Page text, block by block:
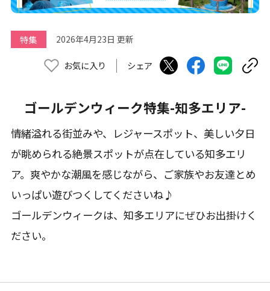
特集 2026年4月23日 更新
お気に入り シェア
ゴールデンウィーク特集-知多エリア-
情緒溢れる街並みや、レジャースポット、美しい夕日
が眺められる絶景スポットが点在している知多エリ
ア。爽やかな潮風を感じながら、ご家族やお友達とめ
いっぱい遊びつくしてくださいね♪
ゴールデンウィークは、知多エリアにぜひお出掛けく
ださい。